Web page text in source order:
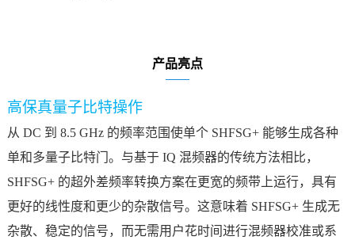
产品亮点
高保真量子比特操作
从 DC 到 8.5 GHz 的频率范围使单个 SHFSG+ 能够生成各种
单和多量子比特门。与基于 IQ 混频器的传统方法相比，
SHFSG+ 的超外差频率转换方案在更宽的频带上运行，具有
更好的线性度和更少的杂散信号。这意味着 SHFSG+ 生成无
杂散、稳定的信号，而无需用户花时间进行混频器校准或系